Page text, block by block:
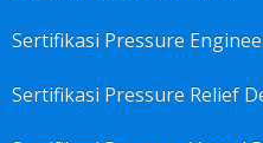
Sertifikasi Pressure
Sertifikasi Pressure Relief